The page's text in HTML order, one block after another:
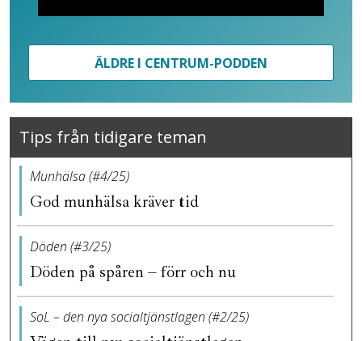
ÄLDRE I CENTRUM-PODDEN
Tips från tidigare teman
Munhälsa (#4/25)
God munhälsa kräver tid
Döden (#3/25)
Döden på spåren – förr och nu
SoL – den nya socialtjänstlagen (#2/25)